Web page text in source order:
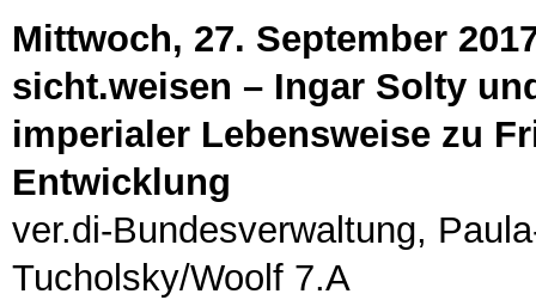
Mittwoch, 27. September
sicht.weisen – Ingar Solty
imperialer Lebensweise zu
Entwicklung
ver.di-Bundesverwaltung,
Tucholsky/Woolf 7.A